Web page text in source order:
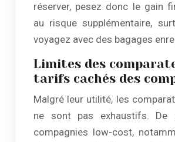
réserver, pesez donc le gain
au risque supplémentaire,
voyagez avec des bagages
Limites des
tarifs cachés des
Malgré leur utilité, les
ne sont pas exhaustifs. De
compagnies low-cost,